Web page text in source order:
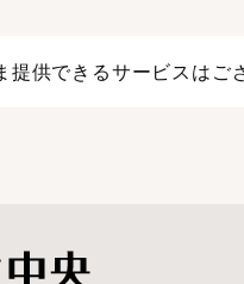
提供できるサービスはご